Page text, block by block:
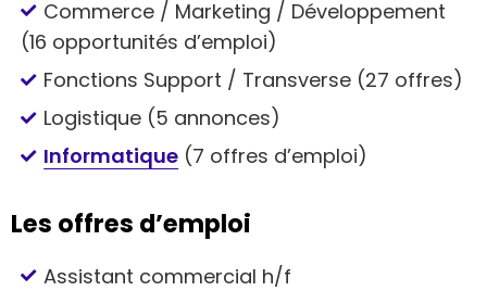
Commerce / Marketing / Développement
(16 opportunités d’emploi)
Fonctions Support / Transverse (27 offres)
Logistique (5 annonces)
Informatique (7 offres d’emploi)
Les offres d’emploi
Assistant commercial h/f